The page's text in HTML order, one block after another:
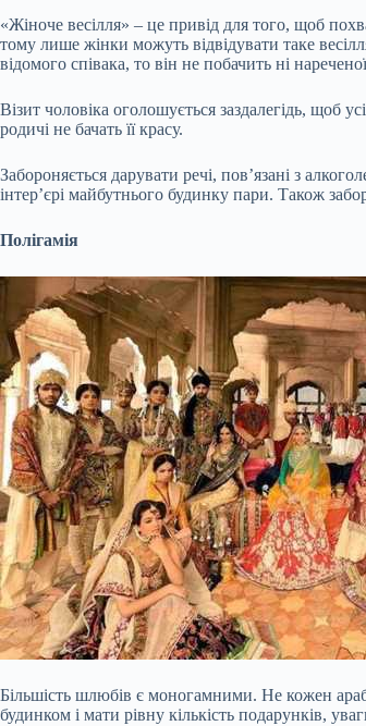
«Жіноче весілля» – це привід для того, щоб
тому лише жінки можуть відвідувати таке
відомого співака, то він не побачить ні
Візит чоловіка оголошується заздалегідь, щоб
родичі не бачать її красу.
Забороняється дарувати речі, пов’язані з
інтер’єрі майбутнього будинку пари. Також
Полігамія
Більшість шлюбів є моногамними. Не кожен
будинком і мати рівну кількість подарунків,